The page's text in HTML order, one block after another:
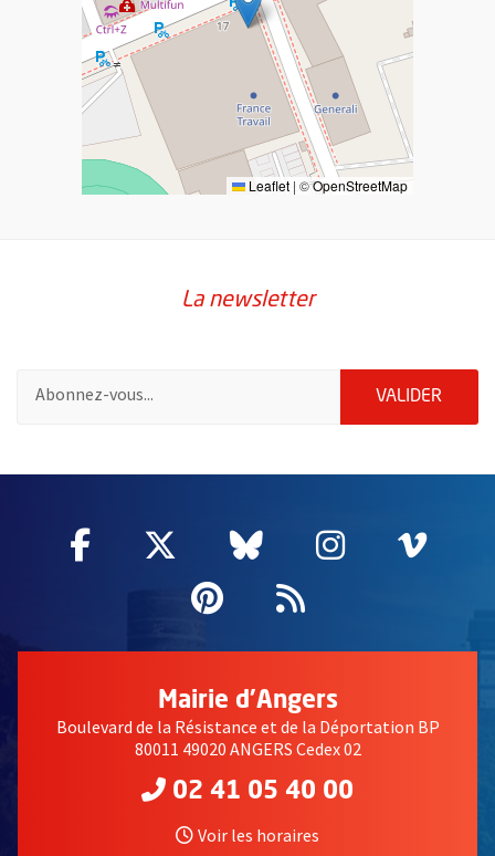
Leaflet | ©OpenStreetMap
La newsletter
VALIDER
Facebook
, Ouvre une nouvelle fenêtre
Twitter
, Ouvre une nouvelle
Bluesky
, Ouvre une
Instagram
, Ouvre
,
Pinterest
, Ouvre une
Flux RSS
Mairie d'Angers
Boulevard de la Résistance et de la Déportation BP
80011 49020 ANGERS Cedex 02
02 41 05 40 00
Voir les horaires